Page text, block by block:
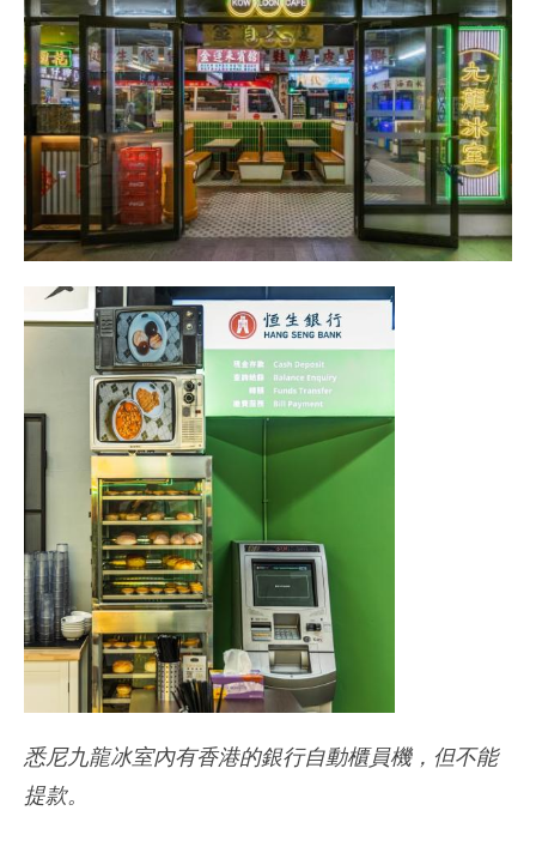
悉尼九龍冰室內有香港的銀行自動櫃員機，但不能
提款。